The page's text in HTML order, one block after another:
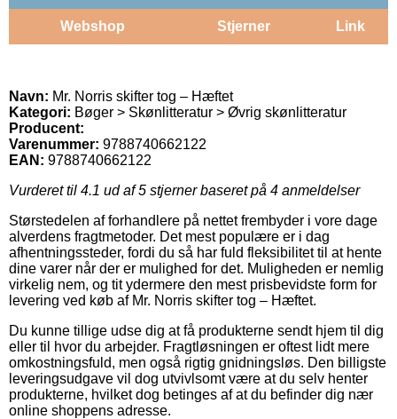
Webshop Stjerner Link
Navn: Mr. Norris skifter tog – Hæftet
Kategori: Bøger > Skønlitteratur > Øvrig skønlitteratur
Producent:
Varenummer: 9788740662122
EAN: 9788740662122
Vurderet til 4.1 ud af 5 stjerner baseret på 4 anmeldelser
Størstedelen af forhandlere på nettet frembyder i vore dage
alverdens fragtmetoder. Det mest populære er i dag
afhentningssteder, fordi du så har fuld fleksibilitet til at hente
dine varer når der er mulighed for det. Muligheden er nemlig
virkelig nem, og tit ydermere den mest prisbevidste form for
levering ved køb af Mr. Norris skifter tog – Hæftet.
Du kunne tillige udse dig at få produkterne sendt hjem til dig
eller til hvor du arbejder. Fragtløsningen er oftest lidt mere
omkostningsfuld, men også rigtig gnidningsløs. Den billigste
leveringsudgave vil dog utvivlsomt være at du selv henter
produkterne, hvilket dog betinges af at du befinder dig nær
online shoppens adresse.